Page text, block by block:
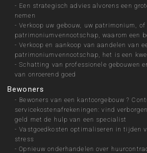
- Een strategisch advies alvorens een
nemen
-Verkoop uw gebouw, uw patrimonium, of
patrimoniumvennootschap, waarom een
-Verkoop en aankoop van aandelen van
patrimoniumvennootschap, het is een
-Schatting van professionele gebouwen
van onroerend goed
Bewoners
- Bewoners van een kantoorgebouw ?
servicekostenafrekeningen: vind
geld met de hulp van een specialist
-Vastgoedkosten optimaliseren in tijden
stress
-Opnieuw onderhandelen over